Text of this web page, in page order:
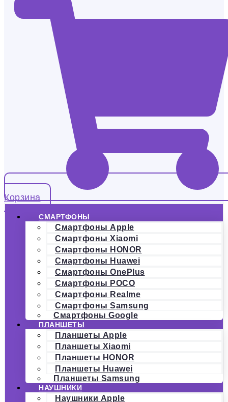
Корзина
СМАРТФОНЫ
Смартфоны Apple
Смартфоны Xiaomi
Смартфоны HONOR
Смартфоны Huawei
Смартфоны OnePlus
Смартфоны POCO
Смартфоны Realme
Смартфоны Samsung
Смартфоны Google
ПЛАНШЕТЫ
Планшеты Apple
Планшеты Xiaomi
Планшеты HONOR
Планшеты Huawei
Планшеты Samsung
НАУШНИКИ
Наушники Apple